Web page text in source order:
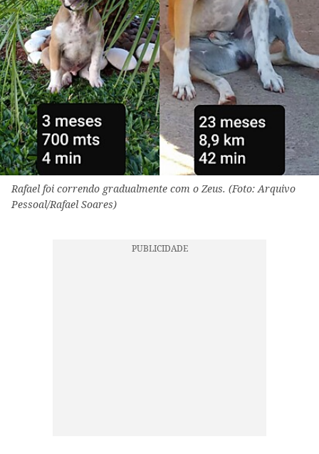
Rafael foi correndo gradualmente com o Zeus. (Foto: Arquivo
Pessoal/Rafael Soares)